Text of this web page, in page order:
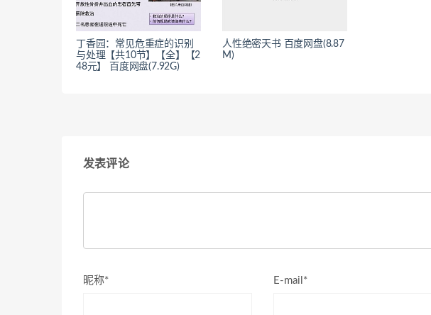
丁香园：常见危重症的识别
与处理【共10节】【全】【2
48元】 百度网盘(7.92G)
人性绝密天书 百度网盘(8.87
M)
发表评论
昵称* E-mail*